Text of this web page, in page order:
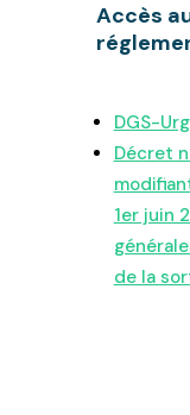
Accès
DGS-
Décret
1er juin
de la